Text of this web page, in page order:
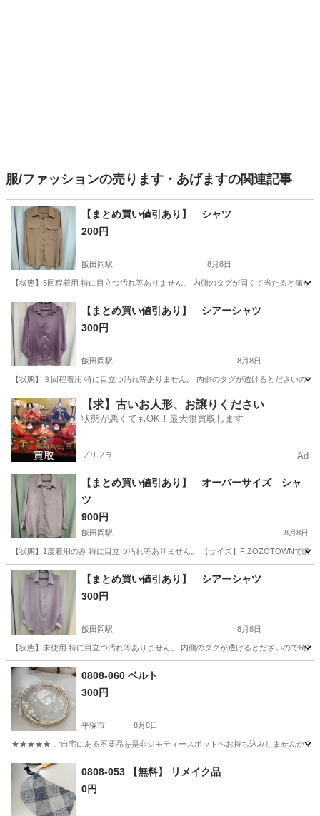
服/ファッションの売ります・あげますの関連記事
【まとめ買い値引あり】 シャツ
200円
飯田岡駅 8月8日
【状態】5回程着用 特に目立つ汚れ等ありません。 内側のタグが固くて当たると痛
神奈川 小田原市 飯田岡駅 シャツ
【まとめ買い値引あり】 シアーシャツ
300円
飯田岡駅 8月8日
【状態】３回程着用 特に目立つ汚れ等ありません。 内側のタグが透けるとださいの
神奈川 小田原市 飯田岡駅 シャツ シアーシャツ
【求】古いお人形、お譲りください
状態が悪くてもOK！最大限買取します
プリフラ Ad
【まとめ買い値引あり】 オーバーサイズ シャ
ツ
900円
飯田岡駅 8月8日
【状態】1度着用のみ 特に目立つ汚れ等ありません。 【サイズ】F ZOZOTOWNで
神奈川 小田原市 飯田岡駅 シャツ
【まとめ買い値引あり】 シアーシャツ
300円
飯田岡駅 8月8日
【状態】未使用 特に目立つ汚れ等ありません。 内側のタグが透けるとださいので綺
神奈川 小田原市 飯田岡駅
0808-060 ベルト
300円
平塚市 8月8日
★★★★★ ご自宅にある不要品を是非ジモティースポットへお持ち込みしませんか？
神奈川 平塚市 現地
0808-053 【無料】 リメイク品
0円